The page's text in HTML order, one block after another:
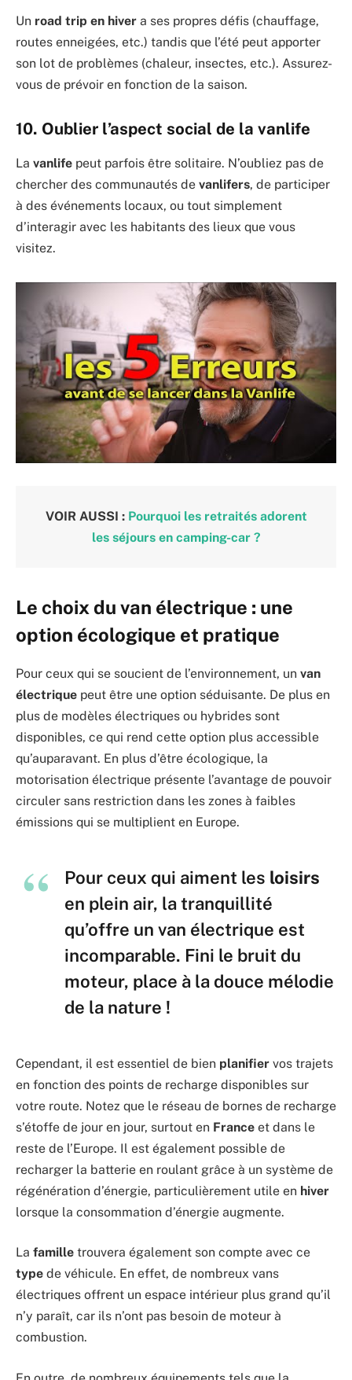
Un road trip en hiver a ses propres défis (chauffage,
routes enneigées, etc.) tandis que l’été peut apporter
son lot de problèmes (chaleur, insectes, etc.). Assurez-
vous de prévoir en fonction de la saison.
10. Oublier l’aspect social de la vanlife
La vanlife peut parfois être solitaire. N’oubliez pas de
chercher des communautés de vanlifers, de participer
à des événements locaux, ou tout simplement
d’interagir avec les habitants des lieux que vous
visitez.
VOIR AUSSI : Pourquoi les retraités adorent
les séjours en camping-car ?
Le choix du van électrique : une
option écologique et pratique
Pour ceux qui se soucient de l’environnement, un van
électrique peut être une option séduisante. De plus en
plus de modèles électriques ou hybrides sont
disponibles, ce qui rend cette option plus accessible
qu’auparavant. En plus d’être écologique, la
motorisation électrique présente l’avantage de pouvoir
circuler sans restriction dans les zones à faibles
émissions qui se multiplient en Europe.
Pour ceux qui aiment les loisirs
en plein air, la tranquillité
qu’offre un van électrique est
incomparable. Fini le bruit du
moteur, place à la douce mélodie
de la nature !
Cependant, il est essentiel de bien planifier vos trajets
en fonction des points de recharge disponibles sur
votre route. Notez que le réseau de bornes de recharge
s’étoffe de jour en jour, surtout en France et dans le
reste de l’Europe. Il est également possible de
recharger la batterie en roulant grâce à un système de
régénération d’énergie, particulièrement utile en hiver
lorsque la consommation d’énergie augmente.
La famille trouvera également son compte avec ce
type de véhicule. En effet, de nombreux vans
électriques offrent un espace intérieur plus grand qu’il
n’y paraît, car ils n’ont pas besoin de moteur à
combustion.